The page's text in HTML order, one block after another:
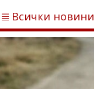
Всички новини